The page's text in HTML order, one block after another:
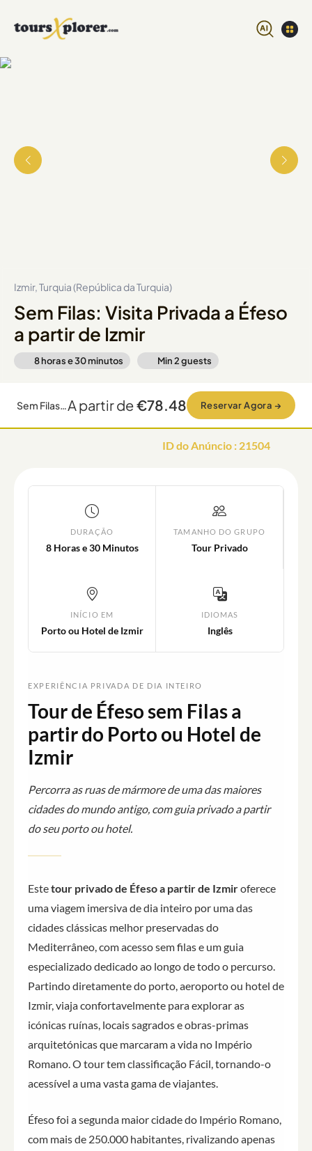
Izmir, Turquia (República da Turquia)
Sem Filas: Visita Privada a Éfeso
a partir de Izmir
8 horas e 30 minutos Min2guests
Sem Filas: Visita Privada a Éfeso a partir de IzmirA partir de€78.48 Reservar Agora →
ID do Anúncio : 21504
DURAÇÃO
8 Horas e 30 Minutos
TAMANHO DO GRUPO
Tour Privado
INÍCIO EM
Porto ou Hotel de Izmir
IDIOMAS
Inglês
EXPERIÊNCIA PRIVADA DE DIA INTEIRO
Tour de Éfeso sem Filas a
partir do Porto ou Hotel de
Izmir
Percorra as ruas de mármore de uma das maiores
cidades do mundo antigo, com guia privado a partir
do seu porto ou hotel.
Estetour privado de Éfeso a partir de Izmiroferece
uma viagem imersiva de dia inteiro por uma das
cidades clássicas melhor preservadas do
Mediterrâneo, com acesso sem filas e um guia
especializado dedicado ao longo de todo o percurso.
Partindo diretamente do porto, aeroporto ou hotel de
Izmir, viaja confortavelmente para explorar as
icónicas ruínas, locais sagrados e obras-primas
arquitetónicas que marcaram a vida no Império
Romano. O tour tem classificação Fácil, tornando-o
acessível a uma vasta gama de viajantes.
Éfeso foi a segunda maior cidade do Império Romano,
com mais de 250.000 habitantes, rivalizando apenas